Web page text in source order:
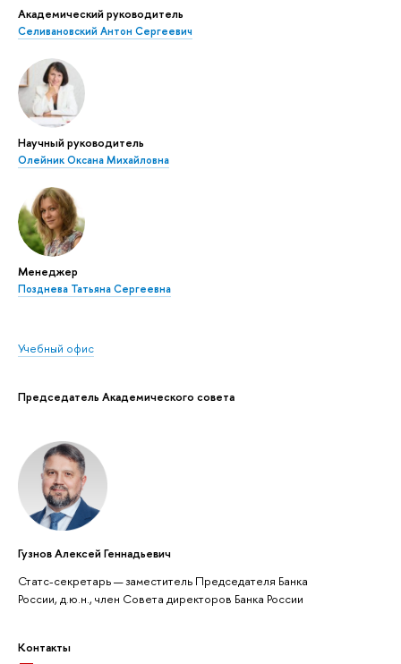
Академический руководитель
Селивановский Антон Сергеевич
Научный руководитель
Олейник Оксана Михайловна
Менеджер
Позднева Татьяна Сергеевна
Учебный офис
Председатель Академического совета
Гузнов Алексей Геннадьевич
Статс-секретарь — заместитель Председателя Банка
России, д.ю.н., член Совета директоров Банка России
Контакты